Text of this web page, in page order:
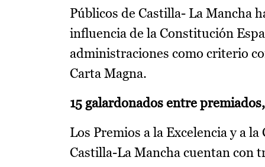
Públicos de Castilla- La Mancha
influencia de la Constitución
administraciones como criterio
Carta Magna.
15 galardonados entre
Los Premios a la Excelencia y a
Castilla-La Mancha cuentan con